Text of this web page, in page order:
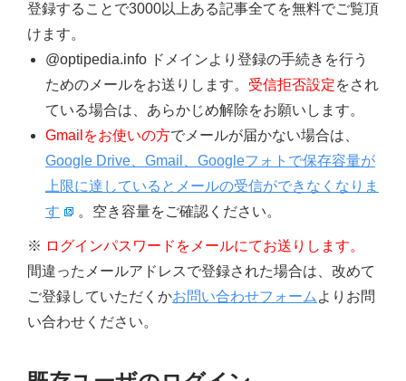
登録することで3000以上ある記事全てを無料でご覧頂
けます。
@optipedia.info ドメインより登録の手続きを行う
ためのメールをお送りします。 受信拒否設定をされ
ている場合は、あらかじめ解除をお願いします。
Gmailをお使いの方でメールが届かない場合は、
Google Drive、Gmail、Googleフォトで保存容量が
上限に達しているとメールの受信ができなくなりま
す
。空き容量をご確認ください。
※ ログインパスワードをメールにてお送りします。
間違ったメールアドレスで登録された場合は、改めて
ご登録していただくかお問い合わせフォーム よりお問
い合わせください。